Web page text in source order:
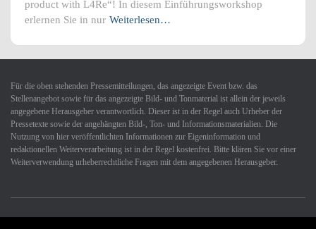
product with L4Re“! In diesem Einführungsworkshop
erlernen Sie in nur Weiterlesen…
Für die oben stehenden Pressemitteilungen, das angezeigte Event bzw. das
Stellenangebot sowie für das angezeigte Bild- und Tonmaterial ist allein der jeweils
angegebene Herausgeber verantwortlich. Dieser ist in der Regel auch Urheber der
Pressetexte sowie der angehängten Bild-, Ton- und Informationsmaterialien. Die
Nutzung von hier veröffentlichten Informationen zur Eigeninformation und
redaktionellen Weiterverarbeitung ist in der Regel kostenfrei. Bitte klären Sie vor einer
Weiterverwendung urheberrechtliche Fragen mit dem angegebenen Herausgeber.